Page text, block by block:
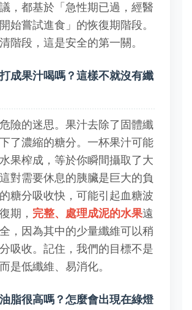
，都基於「急性期已過，經醫
始嘗試進食」的恢復期階段。
階段，這是安全的第一關。
成果汁喝嗎？這樣不就沒有纖
險的迷思。果汁去除了固體纖
了濃縮的糖分。一杯果汁可能
果榨成，等於你瞬間攝取了大
對需要休息的胰臟是巨大的負
糖分吸收快，可能引起血糖波
期， 完整、處理成泥的水果遠
，因為其中的少量纖維可以稍
吸收。記住，我們的目標不是
是低纖維、易消化。
脂很高嗎？怎麼會出現在綠燈